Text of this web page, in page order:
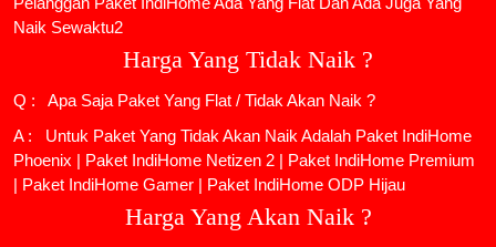
Naik Sewaktu2
Harga Yang Tidak Naik ?
Q : Apa Saja Paket Yang Flat / Tidak Akan Naik ?
A : Untuk Paket Yang Tidak Akan Naik Adalah Paket IndiHome
Phoenix | Paket IndiHome Netizen 2 | Paket IndiHome Premium
| Paket IndiHome Gamer | Paket IndiHome ODP Hijau
Harga Yang Akan Naik ?